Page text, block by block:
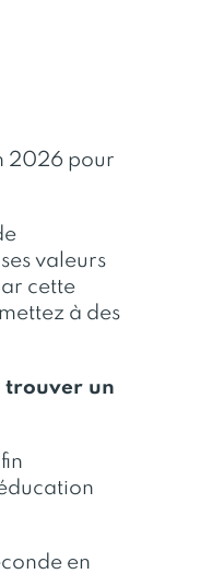
2026 pour
valeurs
cette
à des
trouver un
en